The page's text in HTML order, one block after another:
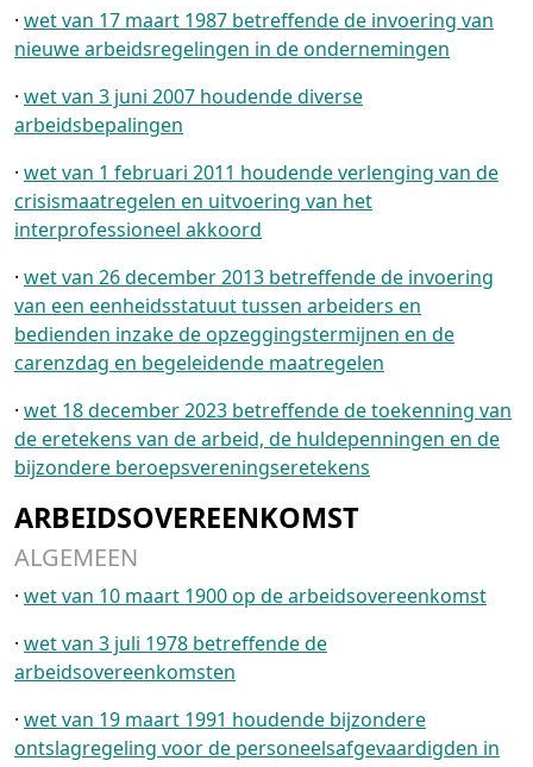
· wet van 17 maart 1987 betreffende de invoering van
nieuwe arbeidsregelingen in de ondernemingen
· wet van 3 juni 2007 houdende diverse
arbeidsbepalingen
· wet van 1 februari 2011 houdende verlenging van de
crisismaatregelen en uitvoering van het
interprofessioneel akkoord
· wet van 26 december 2013 betreffende de invoering
van een eenheidsstatuut tussen arbeiders en
bedienden inzake de opzeggingstermijnen en de
carenzdag en begeleidende maatregelen
· wet 18 december 2023 betreffende de toekenning van
de eretekens van de arbeid, de huldepenningen en de
bijzondere beroepsvereningseretekens
ARBEIDSOVEREENKOMST
ALGEMEEN
· wet van 10 maart 1900 op de arbeidsovereenkomst
· wet van 3 juli 1978 betreffende de
arbeidsovereenkomsten
· wet van 19 maart 1991 houdende bijzondere
ontslagregeling voor de personeelsafgevaardigden in